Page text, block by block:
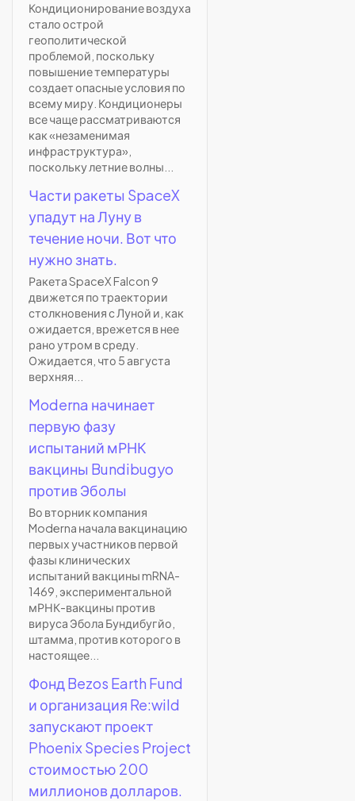
Кондиционирование воздуха
стало острой
геополитической
проблемой, поскольку
повышение температуры
создает опасные условия по
всему миру. Кондиционеры
все чаще рассматриваются
как «незаменимая
инфраструктура»,
поскольку летние волны...
Части ракеты SpaceX
упадут на Луну в
течение ночи. Вот что
нужно знать.
Ракета SpaceX Falcon 9
движется по траектории
столкновения с Луной и, как
ожидается, врежется в нее
рано утром в среду.
Ожидается, что 5 августа
верхняя...
Moderna начинает
первую фазу
испытаний мРНК
вакцины Bundibugyo
против Эболы
Во вторник компания
Moderna начала вакцинацию
первых участников первой
фазы клинических
испытаний вакцины mRNA-
1469, экспериментальной
мРНК-вакцины против
вируса Эбола Бундибугйо,
штамма, против которого в
настоящее...
Фонд Bezos Earth Fund
и организация Re:wild
запускают проект
Phoenix Species Project
стоимостью 200
миллионов долларов.